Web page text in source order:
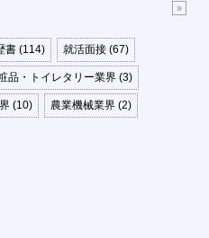
書 (114) 就活面接 (67)
品・トイレタリー業界 (3)
(10) 農業機械業界 (2)